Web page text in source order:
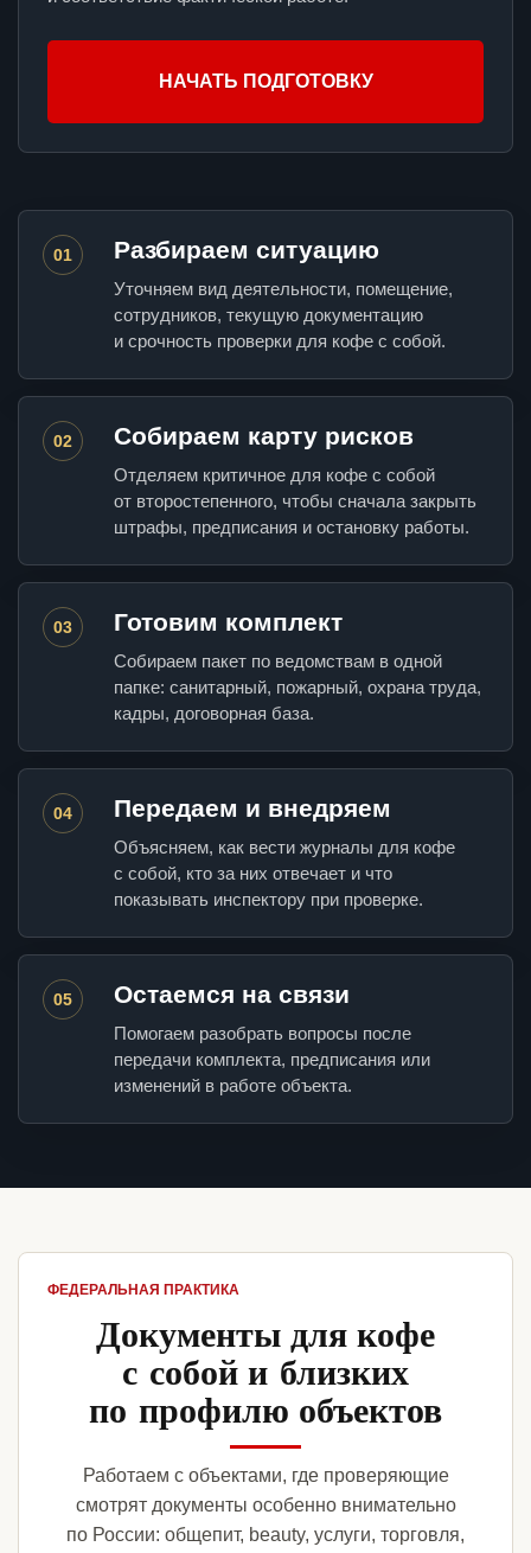
НАЧАТЬ ПОДГОТОВКУ
01 Разбираем ситуацию
Уточняем вид деятельности, помещение,
сотрудников, текущую документацию
и срочность проверки для кофе с собой.
02 Собираем карту рисков
Отделяем критичное для кофе с собой
от второстепенного, чтобы сначала закрыть
штрафы, предписания и остановку работы.
03 Готовим комплект
Собираем пакет по ведомствам в одной
папке: санитарный, пожарный, охрана труда,
кадры, договорная база.
04 Передаем и внедряем
Объясняем, как вести журналы для кофе
с собой, кто за них отвечает и что
показывать инспектору при проверке.
05 Остаемся на связи
Помогаем разобрать вопросы после
передачи комплекта, предписания или
изменений в работе объекта.
ФЕДЕРАЛЬНАЯ ПРАКТИКА
Документы для кофе
с собой и близких
по профилю объектов
Работаем с объектами, где проверяющие
смотрят документы особенно внимательно
по России: общепит, beauty, услуги, торговля,